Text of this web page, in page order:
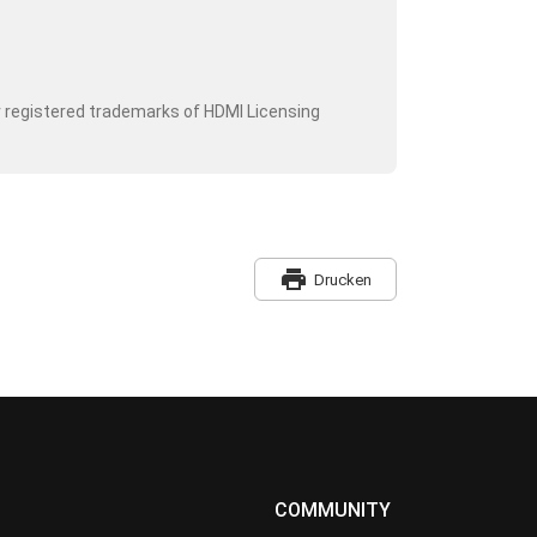
trademarks of HDMI Licensing
print Drucken
COMMUNITY